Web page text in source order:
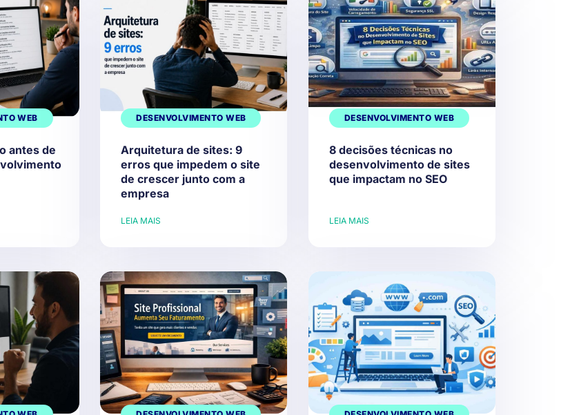
WEB
antes de
DESENVOLVIMENTO WEB
Arquitetura de sites: 9
erros que impedem o site
de crescer junto com a
empresa
LEIA MAIS
DESENVOLVIMENTO WEB
8 decisões técnicas no
desenvolvimento de sites
que impactam no SEO
LEIA MAIS